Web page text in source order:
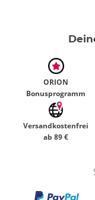
ORION
Bonusprogramm
Versandkostenfrei
ab 89 €